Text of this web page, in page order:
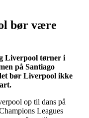
bør være
Liverpool tørner i
på Santiago
bør Liverpool ikke
op til dans på
Leagues